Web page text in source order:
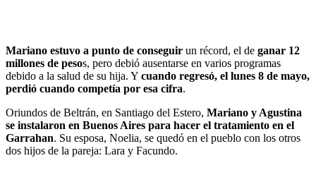
Mariano estuvo a punto de conseguir un récord, el de ganar 12
millones de pesos, pero debió ausentarse en varios programas
debido a la salud de su hija. Y cuando regresó, el lunes 8 de mayo,
perdió cuando competía por esa cifra.
Oriundos de Beltrán, en Santiago del Estero, Mariano y Agustina
se instalaron en Buenos Aires para hacer el tratamiento en el
Garrahan. Su esposa, Noelia, se quedó en el pueblo con los otros
dos hijos de la pareja: Lara y Facundo.